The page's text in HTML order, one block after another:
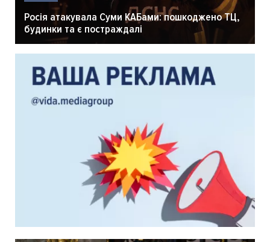
Росія атакувала Суми КАБами: пошкоджено ТЦ,
будинки та є постраждалі